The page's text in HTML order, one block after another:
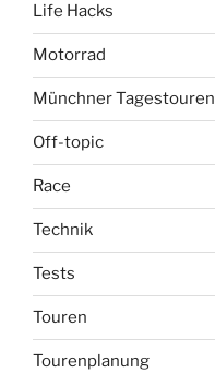
Life Hacks
Motorrad
Münchner Tagestouren
Off-topic
Race
Technik
Tests
Touren
Tourenplanung